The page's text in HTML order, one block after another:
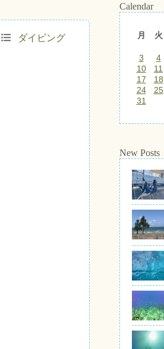
ダイビング
Calendar
月
火
3
4
10
11
17
18
24
25
31
New Posts